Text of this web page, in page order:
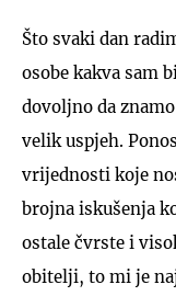
Što svaki dan
osobe kakva sam
dovoljno da
velik uspjeh.
vrijednosti koje
brojna iskušenja
ostale čvrste i
obitelji, to mi je